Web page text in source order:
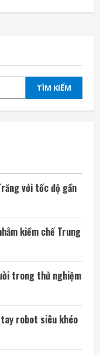
TÌM KIẾM
với tốc độ gần
kiềm chế Trung
trong thử nghiệm
robot siêu khéo